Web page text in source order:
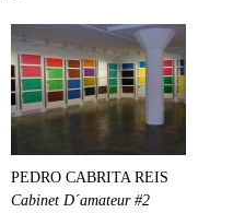
PEDRO CABRITA REIS
Cabinet D´amateur #2